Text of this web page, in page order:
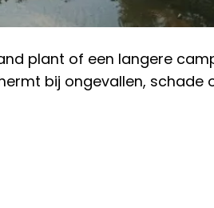
plant of een langere
bij ongevallen,